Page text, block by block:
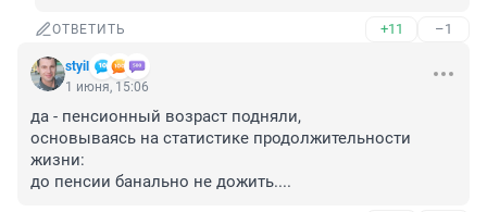
ОТВЕТИТЬ +11 –1
styil
1 июня, 15:06
да - пенсионный возраст подняли,
основываясь на статистике продолжительности
жизни:
до пенсии банально не дожить....